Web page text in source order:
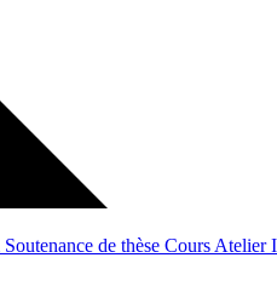
Soutenance de thèse Cours Atelier